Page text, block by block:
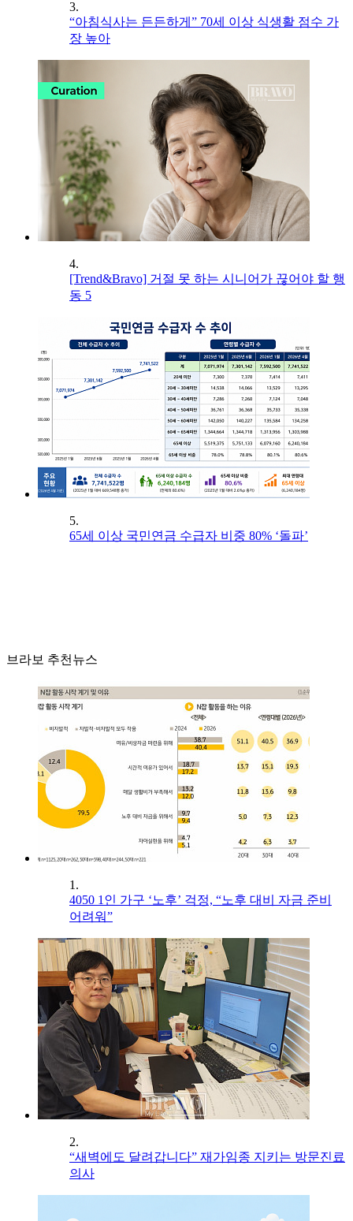
3.
“아침식사는 든든하게” 70세 이상 식생활 점수 가
장 높아
4.
[Trend&Bravo] 거절 못 하는 시니어가 끊어야 할 행
동 5
5.
65세 이상 국민연금 수급자 비중 80% ‘돌파’
브라보 추천뉴스
1.
4050 1인 가구 ‘노후’ 걱정, “노후 대비 자금 준비
어려워”
2.
“새벽에도 달려갑니다” 재가임종 지키는 방문진료
의사